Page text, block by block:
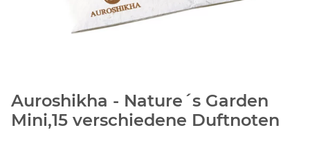
Auroshikha - Nature´s Garden
Mini,15 verschiedene Duftnoten